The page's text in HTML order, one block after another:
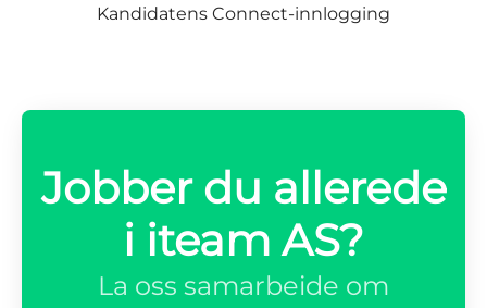
Kandidatens Connect-innlogging
Jobber du allerede
i iteam AS?
La oss samarbeide om